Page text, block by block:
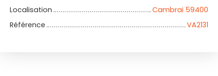
Localisation
Cambrai 59400
Référence
VA2131